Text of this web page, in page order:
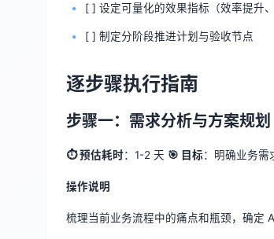
[ ] 设定可量化的效果指标（效率提升
[ ] 制定分阶段推进计划与验收节点
逐步骤执行指南
步骤一：需求分析与方案规划
⏱ 预估耗时：1-2 天 🎯 目标：明确业务需
操作说明
梳理当前业务流程中的痛点和瓶颈，确定